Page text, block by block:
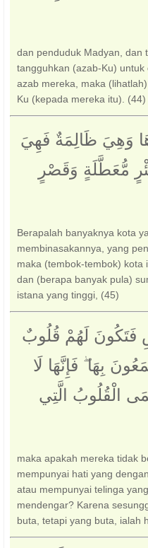
dan penduduk Madyan, dan
tangguhkan (azab-Ku)
azab mereka, maka
Ku (kepada mereka itu). (44)
وَهِيَ ظَالِمَةٌ فَهِيَ
مُّعَطَّلَةٍ وَقَصْرٍ
Berapalah banyaknya kota
membinasakannya, yang
maka (tembok-tembok) kota
dan (berapa banyak pula)
istana yang tinggi, (45)
فَتَكُونَ لَهُمْ قُلُوبٌ
بِهَا ۖ فَإِنَّهَا لَا
الْقُلُوبُ الَّتِي
maka apakah mereka tidak
mempunyai hati yang
atau mempunyai telinga
mendengar? Karena
buta, tetapi yang buta, ialah